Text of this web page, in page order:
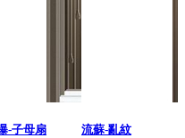
-子母扇 流蘇-亂紋